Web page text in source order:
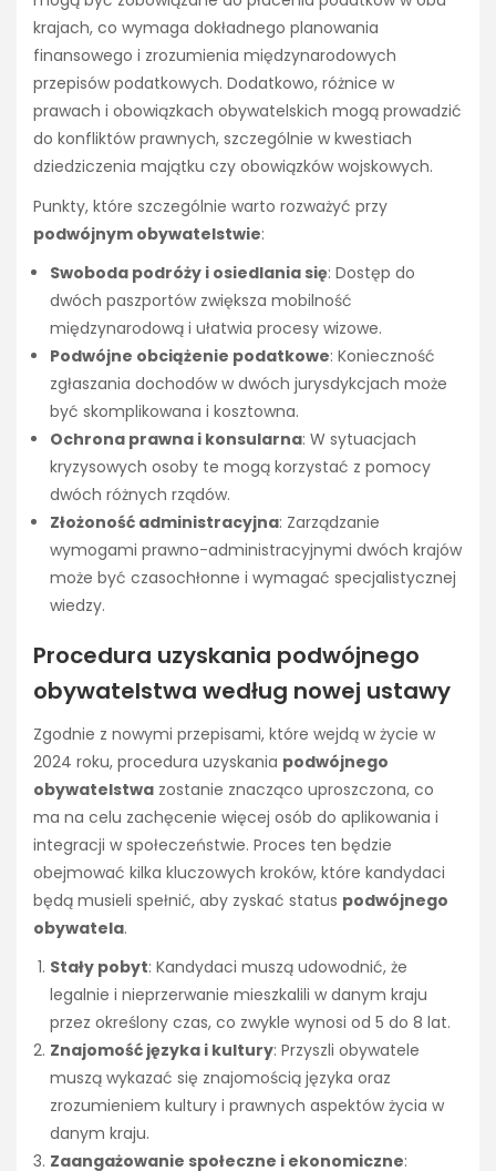
krajach, co wymaga dokładnego planowania
finansowego i zrozumienia międzynarodowych
przepisów podatkowych. Dodatkowo, różnice w
prawach i obowiązkach obywatelskich mogą prowadzić
do konfliktów prawnych, szczególnie w kwestiach
dziedziczenia majątku czy obowiązków wojskowych.
Punkty, które szczególnie warto rozważyć przy
podwójnym obywatelstwie:
Swoboda podróży i osiedlania się: Dostęp do
dwóch paszportów zwiększa mobilność
międzynarodową i ułatwia procesy wizowe.
Podwójne obciążenie podatkowe: Konieczność
zgłaszania dochodów w dwóch jurysdykcjach może
być skomplikowana i kosztowna.
Ochrona prawna i konsularna: W sytuacjach
kryzysowych osoby te mogą korzystać z pomocy
dwóch różnych rządów.
Złożoność administracyjna: Zarządzanie
wymogami prawno-administracyjnymi dwóch krajów
może być czasochłonne i wymagać specjalistycznej
wiedzy.
Procedura uzyskania podwójnego
obywatelstwa według nowej ustawy
Zgodnie z nowymi przepisami, które wejdą w życie w
2024 roku, procedura uzyskania podwójnego
obywatelstwa zostanie znacząco uproszczona, co
ma na celu zachęcenie więcej osób do aplikowania i
integracji w społeczeństwie. Proces ten będzie
obejmować kilka kluczowych kroków, które kandydaci
będą musieli spełnić, aby zyskać status podwójnego
obywatela.
Stały pobyt: Kandydaci muszą udowodnić, że
legalnie i nieprzerwanie mieszkalili w danym kraju
przez określony czas, co zwykle wynosi od 5 do 8 lat.
Znajomość języka i kultury: Przyszli obywatele
muszą wykazać się znajomością języka oraz
zrozumieniem kultury i prawnych aspektów życia w
danym kraju.
Zaangażowanie społeczne i ekonomiczne: